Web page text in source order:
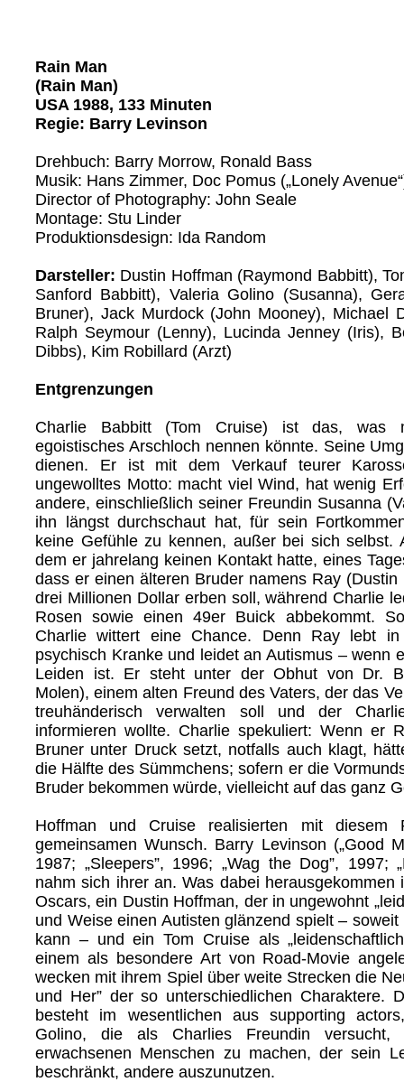
Rain Man
(Rain Man)
USA 1988, 133 Minuten
Regie: Barry Levinson
Drehbuch: Barry Morrow, Ronald Bass
Musik: Hans Zimmer, Doc Pomus („Lonely
Director of Photography: John Seale
Montage: Stu Linder
Produktionsdesign: Ida Random
Darsteller: Dustin Hoffman (Raymond Babbitt),
Sanford Babbitt), Valeria Golino (Susanna),
Bruner), Jack Murdock (John Mooney), Michael
Ralph Seymour (Lenny), Lucinda Jenney (Iris),
Dibbs), Kim Robillard (Arzt)
Entgrenzungen
Charlie Babbitt (Tom Cruise) ist das, was
egoistisches Arschloch nennen könnte. Seine
dienen. Er ist mit dem Verkauf teurer
ungewolltes Motto: macht viel Wind, hat wenig
andere, einschließlich seiner Freundin Susanna
ihn längst durchschaut hat, für sein
keine Gefühle zu kennen, außer bei sich selbst.
dem er jahrelang keinen Kontakt hatte, eines
dass er einen älteren Bruder namens Ray
drei Millionen Dollar erben soll, während Charlie
Rosen sowie einen 49er Buick abbekommt.
Charlie wittert eine Chance. Denn Ray lebt
psychisch Kranke und leidet an Autismus – wenn
Leiden ist. Er steht unter der Obhut von Dr.
Molen), einem alten Freund des Vaters, der das
treuhänderisch verwalten soll und der
informieren wollte. Charlie spekuliert: Wenn er
Bruner unter Druck setzt, notfalls auch klagt,
die Hälfte des Sümmchens; sofern er die
Bruder bekommen würde, vielleicht auf das ganz
Hoffman und Cruise realisierten mit diesem
gemeinsamen Wunsch. Barry Levinson („Good
1987; „Sleepers”, 1996; „Wag the Dog”, 1997;
nahm sich ihrer an. Was dabei herausgekommen
Oscars, ein Dustin Hoffman, der in ungewohnt
und Weise einen Autisten glänzend spielt –
kann – und ein Tom Cruise als
einem als besondere Art von Road-Movie
wecken mit ihrem Spiel über weite Strecken die
und Her” der so unterschiedlichen Charaktere.
besteht im wesentlichen aus supporting
Golino, die als Charlies Freundin
erwachsenen Menschen zu machen, der sein
beschränkt, andere auszunutzen.